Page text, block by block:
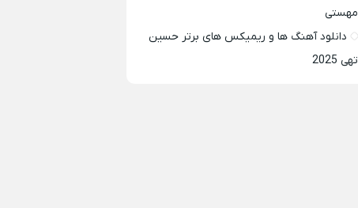
مهستی
دانلود آهنگ ها و ریمیکس های برتر حسین
تهی 2025